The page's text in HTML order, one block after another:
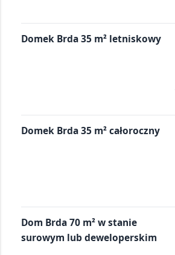
Domek Brda 35 m² letniskowy
Domek Brda 35 m² całoroczny
Dom Brda 70 m² w stanie
surowym lub deweloperskim